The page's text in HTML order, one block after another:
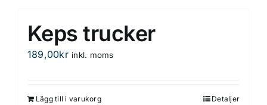
Keps trucker
189,00kr inkl. moms
Lägg till i varukorg Detaljer